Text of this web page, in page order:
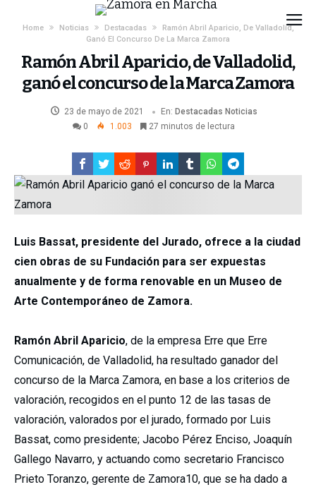
Home Noticias Destacadas
Ramón Abril Aparicio, De Valladolid,
Ganó El Concurso De La Marca Zamora
Ramón Abril Aparicio, de Valladolid,
ganó el concurso de la Marca Zamora
23 de mayo de 2021 En: Destacadas Noticias
0
1.003 27 minutos de lectura
Luis Bassat, presidente del Jurado, ofrece a la ciudad
cien obras de su Fundación para ser expuestas
anualmente y de forma renovable en un Museo de
Arte Contemporáneo de Zamora.
Ramón Abril Aparicio, de la empresa Erre que Erre
Comunicación, de Valladolid, ha resultado ganador del
concurso de la Marca Zamora, en base a los criterios de
valoración, recogidos en el punto 12 de las tasas de
valoración, valorados por el jurado, formado por Luis
Bassat, como presidente; Jacobo Pérez Enciso, Joaquín
Gallego Navarro, y actuando como secretario Francisco
Prieto Toranzo, gerente de Zamora10, que se ha dado a